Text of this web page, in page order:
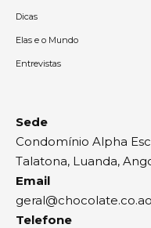
Dicas
Elas e o Mundo
Entrevistas
Sede
Condomínio Alpha
Talatona, Luanda,
Email
geral@chocolate.co.ao
Telefone